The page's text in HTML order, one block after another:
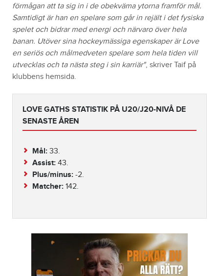
förmågan att ta sig in i de obekväma ytorna framför mål.
Samtidigt är han en spelare som går in rejält i det fysiska
spelet och bidrar med energi och närvaro över hela
banan. Utöver sina hockeymässiga egenskaper är Love
en seriös och målmedveten spelare som hela tiden vill
utvecklas och ta nästa steg i sin karriär", skriver Taif på
klubbens hemsida.
LOVE GATHS STATISTIK PÅ U20/J20-NIVÅ DE
SENASTE ÅREN
Mål: 33.
Assist: 43.
Plus/minus: -2.
Matcher: 142.